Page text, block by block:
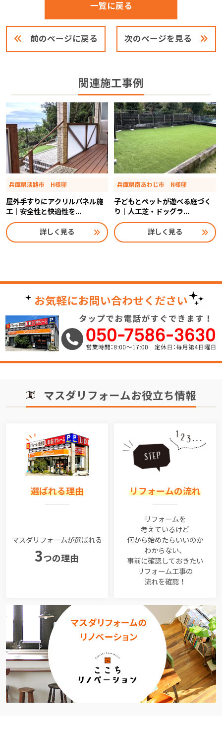
前のページに戻る
一覧に戻る
次のページを見る
関連施工事例
兵庫県淡路市 H様邸
屋外手すりにアクリルパネル施
工｜安全性と快適性を...
詳しく見る
兵庫県南あわじ市 N様邸
子どもとペットが遊べる庭づく
り｜人工芝・ドッグラ...
詳しく見る
マスダリフォームお役立ち情報
選ばれる理由
マスダリフォームが選ばれる
3つの理由
リフォームの流れ
リフォームを
考えているけど
何から始めたらいいのか
わからない、
事前に確認しておきたい
リフォーム工事の
流れを確認！